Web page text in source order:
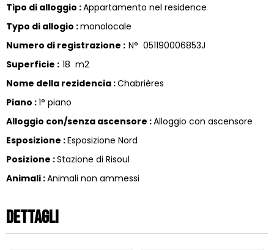
Tipo di alloggio :Appartamento nel residence
Typo di allogio :monolocale
Numero di registrazione : N° 051190006853J
Superficie : 18 m2
Nome della rezidencia :Chabrières
Piano :1° piano
Alloggio con/senza ascensore :Alloggio con ascensore
Esposizione :Esposizione Nord
Posizione :Stazione di Risoul
Animali :Animali non ammessi
Dettagli